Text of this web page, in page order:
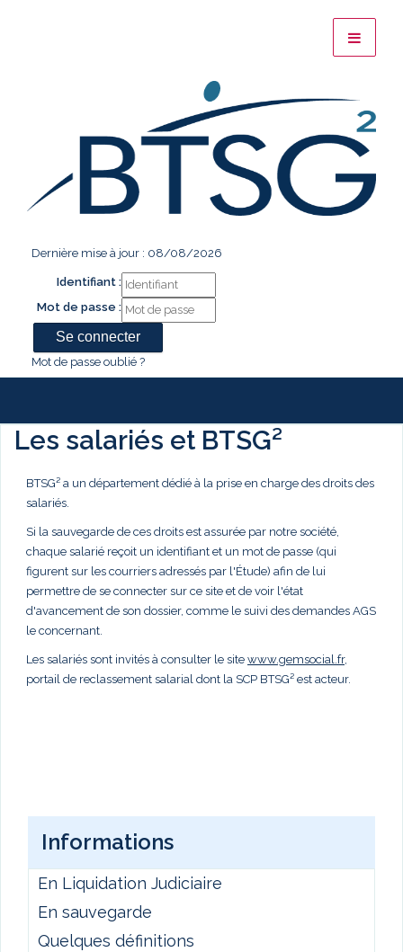
Dernière mise à jour : 08/08/2026
Identifiant :
Mot de passe :
Mot de passe oublié ?
Les salariés et BTSG²
BTSG² a un département dédié à la prise en charge des droits des
salariés.
Si la sauvegarde de ces droits est assurée par notre société,
chaque salarié reçoit un identifiant et un mot de passe (qui
figurent sur les courriers adressés par l'Étude) afin de lui
permettre de se connecter sur ce site et de voir l'état
d'avancement de son dossier, comme le suivi des demandes AGS
le concernant.
Les salariés sont invités à consulter le site www.gemsocial.fr,
portail de reclassement salarial dont la SCP BTSG² est acteur.
Informations
En Liquidation Judiciaire
En sauvegarde
Quelques définitions